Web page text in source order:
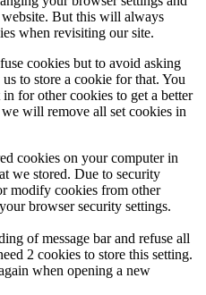
But this will always
when revisiting our site.
cookies but to avoid asking
to store a cookie for that. You
for other cookies to get a better
will remove all set cookies in
cookies on your computer in
we stored. Due to security
modify cookies from other
browser security settings.
of message bar and refuse all
2 cookies to store this setting.
when opening a new